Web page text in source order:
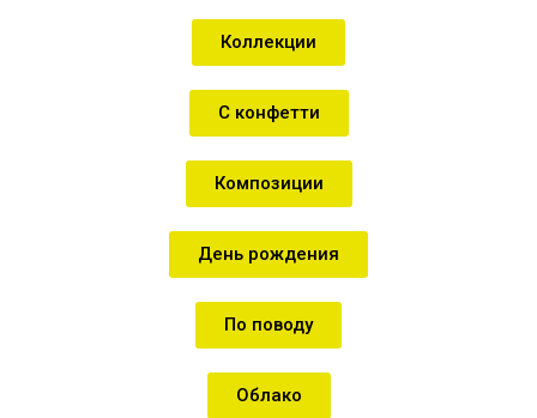
Коллекции
С конфетти
Композиции
День рождения
По поводу
Облако